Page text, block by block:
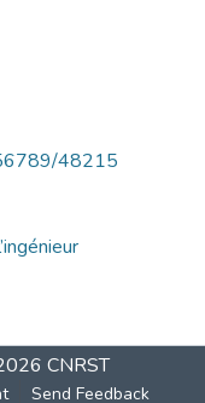
48215
CNRST
Send Feedback